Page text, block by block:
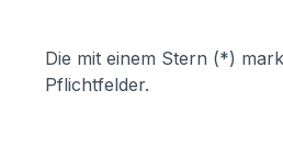
mindestens ca. 70 µm
Die mit einem Stern (*)
Pflichtfelder.